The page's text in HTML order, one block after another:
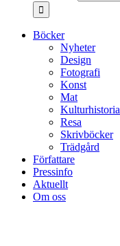
Böcker
Nyheter
Design
Fotografi
Konst
Mat
Kulturhistoria
Resa
Skrivböcker
Trädgård
Författare
Pressinfo
Aktuellt
Om oss